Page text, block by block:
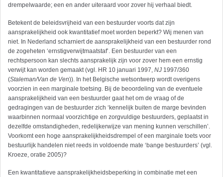
drempelwaarde; een en ander uiteraard voor zover hij verhaal biedt.
Betekent de beleidsvrijheid van een bestuurder voorts dat zijn
aansprakelijkheid ook kwantitatief moet worden beperkt? Wij menen van
niet. In Nederland scharniert de aansprakelijkheid van een bestuurder rond
de zogeheten ‘ernstigverwijtmaatstaf’. Een bestuurder van een
rechtspersoon kan slechts aansprakelijk zijn voor zover hem een ernstig
verwijt kan worden gemaakt (vgl. HR 10 januari 1997, NJ 1997/360
(Staleman/Van de Ven)). In het Belgische wetsontwerp wordt overigens
voorzien in een marginale toetsing. Bij de beoordeling van de eventuele
aansprakelijkheid van een bestuurder gaat het om de vraag of de
gedragingen van de bestuurder zich ‘kennelijk buiten de marge bevinden
waarbinnen normaal voorzichtige en zorgvuldige bestuurders, geplaatst in
dezelfde omstandigheden, redelijkerwijze van mening kunnen verschillen’.
Voorkomt een hoge aansprakelijkheidsdrempel of een marginale toets voor
bestuurlijk handelen niet reeds in voldoende mate ‘bange bestuurders’ (vgl.
Kroeze, oratie 2005)?
Een kwantitatieve aansprakelijkheidsbeperking in combinatie met een